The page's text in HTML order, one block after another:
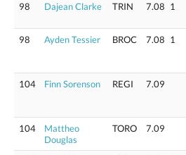
98 Dajean Clarke TRIN 7.08 1
98
Ayden Tessier BROC 7.08 1
104 Finn Sorenson REGI 7.09
104
Mattheo
Douglas
TORO 7.09